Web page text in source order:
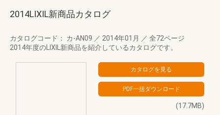
2014LIXIL新商品カタログ
カタログコード： カ-AN09 ／ 2014年01月 ／ 全72ページ
2014年度のLIXIL新商品を紹介しているカタログです。
(17.7MB)